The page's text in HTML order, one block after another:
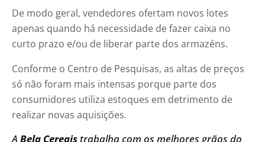
De modo geral, vendedores ofertam novos lotes
apenas quando há necessidade de fazer caixa no
curto prazo e/ou de liberar parte dos armazéns.
Conforme o Centro de Pesquisas, as altas de preços
só não foram mais intensas porque parte dos
consumidores utiliza estoques em detrimento de
realizar novas aquisições.
A Bela Cereais trabalha com os melhores grãos do